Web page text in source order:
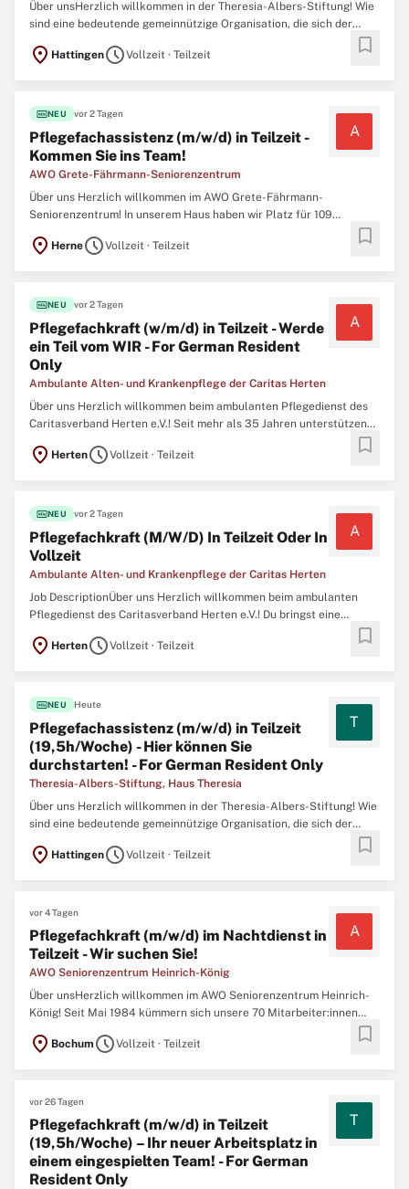
Über unsHerzlich willkommen in der Theresia-Albers-Stiftung! Wie
sind eine bedeutende gemeinnützige Organisation, die sich der
verschrieben hat. Innerhalb dieser Stiftung nimmt das "Haus
location_on HattingenscheduleVollzeit · Teilzeit bookmark
fiber_newNEU vor 2 Tagen
Pflegefachassistenz (m/w/d) in Teilzeit -
Kommen Sie ins Team!
AWO Grete-Fährmann-Seniorenzentrum
A
Über uns Herzlich willkommen im AWO Grete-Fährmann-
Seniorenzentrum! In unserem Haus haben wir Platz für 109
schenken. Sind Sie der/die richtige Kandidat/in für diese
location_on HernescheduleVollzeit · Teilzeit bookmark
fiber_newNEU vor 2 Tagen
Pflegefachkraft (w/m/d) in Teilzeit - Werde
ein Teil vom WIR - For German Resident
Only
Ambulante Alten- und Krankenpflege der Caritas Herten
A
Über uns Herzlich willkommen beim ambulanten Pflegedienst des
Caritasverband Herten e.V.! Seit mehr als 35 Jahren unterstützen
wir alte und kranke Menschen in ihrem häuslichen Umfeld. Bereit
für Ihre Bewerbung Bitte lesen Sie die Beschreibung mindestens
location_on HertenscheduleVollzeit · Teilzeit bookmark
fiber_newNEU vor 2 Tagen
Pflegefachkraft (M/W/D) In Teilzeit Oder In
Vollzeit
Ambulante Alten- und Krankenpflege der Caritas Herten
A
Job DescriptionÜber uns Herzlich willkommen beim ambulanten
Pflegedienst des Caritasverband Herten e.V.! Du bringst eine
Krankenpfleger:in, Altenpflegefachkraft, Gesundheits- und
location_on HertenscheduleVollzeit · Teilzeit bookmark
fiber_newNEU Heute
Pflegefachassistenz (m/w/d) in Teilzeit
(19,5h/Woche) - Hier können Sie
durchstarten! - For German Resident Only
Theresia-Albers-Stiftung, Haus Theresia
T
Über uns Herzlich willkommen in der Theresia-Albers-Stiftung! Wie
sind eine bedeutende gemeinnützige Organisation, die sich der
verschrieben hat. Sie möchten sich bewerben Vergewissern Sie
location_on HattingenscheduleVollzeit · Teilzeit bookmark
vor 4 Tagen
Pflegefachkraft (m/w/d) im Nachtdienst in
Teilzeit - Wir suchen Sie!
AWO Seniorenzentrum Heinrich-König
A
Über unsHerzlich willkommen im AWO Seniorenzentrum Heinrich-
König! Seit Mai 1984 kümmern sich unsere 70 Mitarbeiter:innen
geschätzten Bewohner:innen auf 5 Wohnbereichen. Als Teil
location_on Bochum scheduleVollzeit · Teilzeit bookmark
vor 26 Tagen
Pflegefachkraft (m/w/d) in Teilzeit
(19,5h/Woche) – Ihr neuer Arbeitsplatz in
einem eingespielten Team! - For German
Resident Only
T